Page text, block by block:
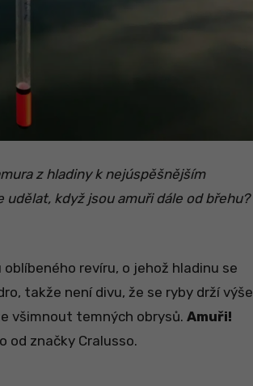
z hladiny k nejúspěšnějším
když jsou amuři dále od břehu?
revíru, o jehož hladinu se
takže není divu, že se ryby drží výše
všimnout temných obrysů. Amuři!
od značky Cralusso.